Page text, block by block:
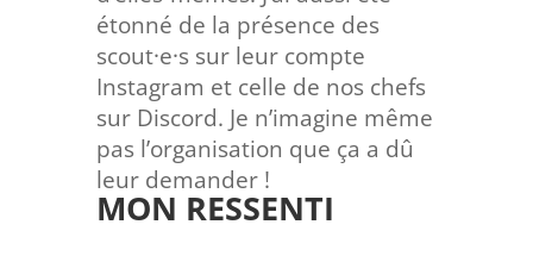
étonné de la présence des
scout·e·s sur leur compte
Instagram et celle de nos chefs
sur Discord. Je n’imagine même
pas l’organisation que ça a dû
leur demander !
MON RESSENTI